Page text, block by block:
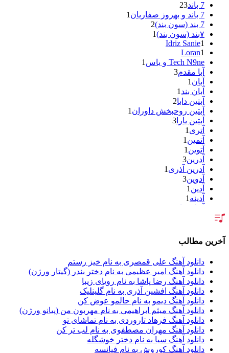
7 باند
23
7 باند و بهروز صفاریان
1
7 بند (سون بند)
2
۷بند (سون بند)
1
Idriz Sanie1
Loran1
Tech N9ne و یاس
1
آبا مقدم3
آبان1
آبان بند1
آبتین دابا2
آبتین روحبخش داوران1
آبتین یارا 3
آتری1
آتمین1
آتوین1
آدرین3
آدرین آذری1
آدوین3
آدین1
آدینه1
آراد عباسی
آراز
آراز آرا
آراز المان2
آراز نصیری1
آراکو1
آراکوم3
آران2
آران براتی1
آران براتی و ایمان حمیدی1
آران، مُوِرس و وینتِرس1
آرپژ1
آخرین مطالب
دانلود آهنگ علی قمصری به نام خیز رستم
دانلود آهنگ امیر عظیمی به نام دختر بندر (گیتار ورژن)
دانلود آهنگ رضا پاشا به نام رویای زیبا
دانلود آهنگ افشین آذری به نام گلینلیک
دانلود آهنگ دیمو به نام حالمو عوض کن
دانلود آهنگ میثم ابراهیمی به نام مهربون من (پیانو ورژن)
دانلود آهنگ فرهاد تاروردی به نام تماشای تو
دانلود آهنگ مهران مصطفوی به نام لب تر کن
دانلود آهنگ سیا به نام دختر خوشگله
دانلود آهنگ کوروش به نام فیانسه